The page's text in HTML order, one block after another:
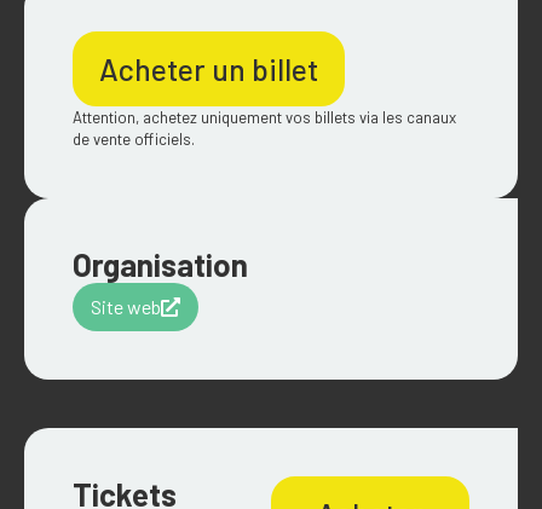
Acheter un billet
Attention, achetez uniquement vos billets via les canaux
de vente officiels.
Organisation
Site web
Tickets